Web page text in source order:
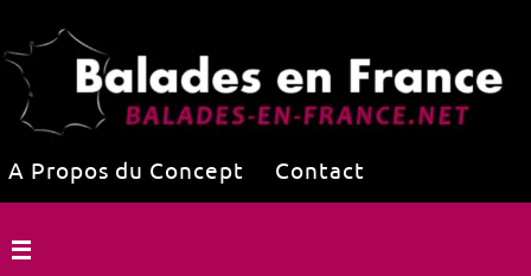
A Propos du Concept Contact